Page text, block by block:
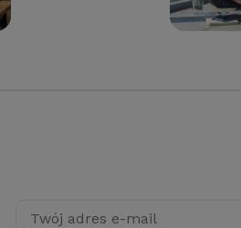
Twój adres e-mail